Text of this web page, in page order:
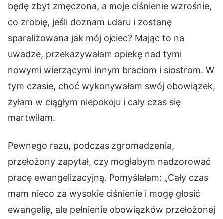
będę zbyt zmęczona, a moje ciśnienie wzrośnie,
co zrobię, jeśli doznam udaru i zostanę
sparaliżowana jak mój ojciec? Mając to na
uwadze, przekazywałam opiekę nad tymi
nowymi wierzącymi innym braciom i siostrom. W
tym czasie, choć wykonywałam swój obowiązek,
żyłam w ciągłym niepokoju i cały czas się
martwiłam.
Pewnego razu, podczas zgromadzenia,
przełożony zapytał, czy mogłabym nadzorować
pracę ewangelizacyjną. Pomyślałam: „Cały czas
mam nieco za wysokie ciśnienie i mogę głosić
ewangelię, ale pełnienie obowiązków przełożonej